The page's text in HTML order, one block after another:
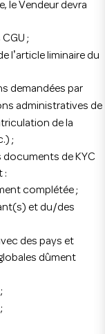
le Vendeur devra
;
l ’article liminaire du
demandées par
administratives de
de la
;
documents de KYC
:
complétée ;
et du/des
des pays et
dûment